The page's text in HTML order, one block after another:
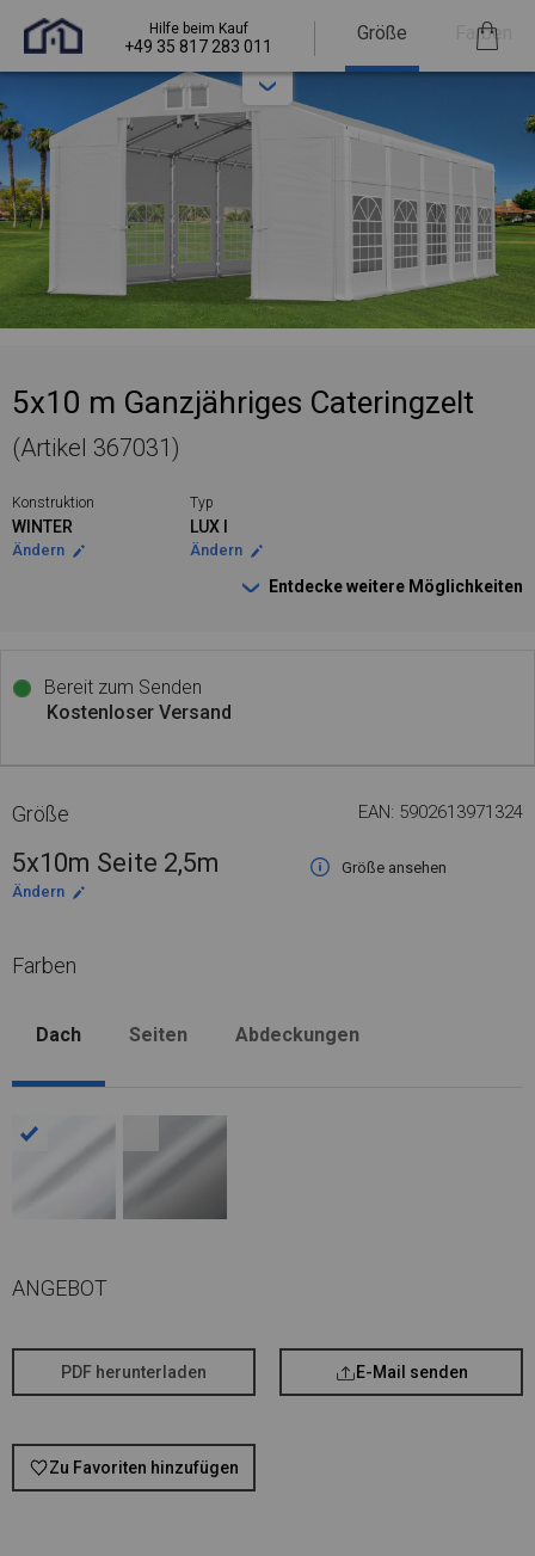
Hilfe beim Kauf
+49 35 817 283 011
Größe Farben
5x10 m Ganzjähriges Cateringzelt
(Artikel 367031)
Konstruktion
WINTER
Ändern
Typ
LUX I
Ändern
Entdecke weitere Möglichkeiten
Bereit zum Senden
Kostenloser Versand
Größe EAN: 5902613971324
5x10m Seite 2,5m
Größe ansehen
Ändern
Farben
Dach Seiten Abdeckungen
ANGEBOT
PDF herunterladen E-Mail senden
Zu Favoriten hinzufügen